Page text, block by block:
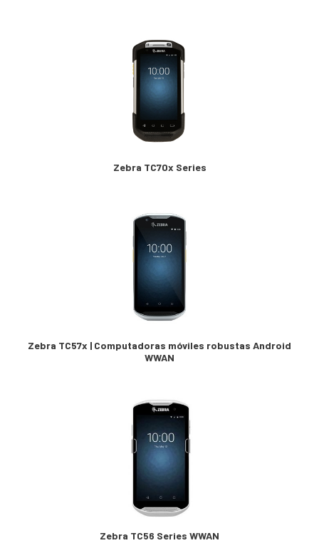
Zebra TC70x Series
Zebra TC57x | Computadoras móviles robustas Android
WWAN
Zebra TC56 Series WWAN